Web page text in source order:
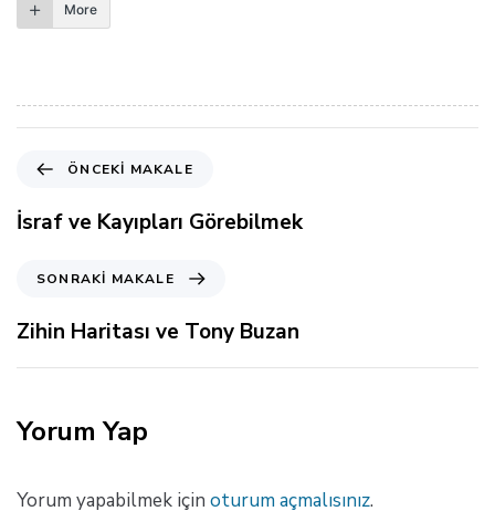
More
c
e
a
k
l
e
ÖNCEKI MAKALE
İsraf ve Kayıpları Görebilmek
n
r
a
i
M
k
SONRAKI MAKALE
Zihin Haritası ve Tony Buzan
Yorum Yap
Yorum yapabilmek için oturum açmalısınız.